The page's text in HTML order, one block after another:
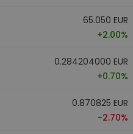
65.050 EUR
+2.00%
0.284204000 EUR
+0.70%
0.870825 EUR
-2.70%